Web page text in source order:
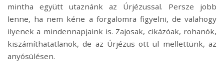
mintha együtt utaznánk az Úrjézussal. Persze jobb
lenne, ha nem kéne a forgalomra figyelni, de valahogy
ilyenek a mindennapjaink is. Zajosak, cikázóak, rohanók,
kiszámíthatatlanok, de az Úrjézus ott ül mellettünk, az
anyósülésen.